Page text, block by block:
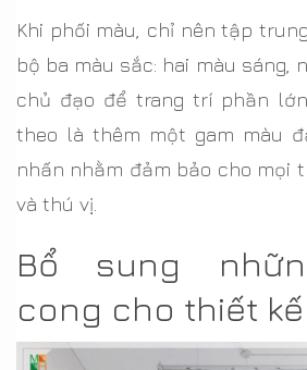
Khi phối màu, chỉ nên tập
bộ ba màu sắc: hai màu sáng,
chủ đạo để trang trí phần
theo là thêm một gam màu
nhấn nhằm đảm bảo cho mọi
và thú vị.
Bổ sung
cong cho thiết kế